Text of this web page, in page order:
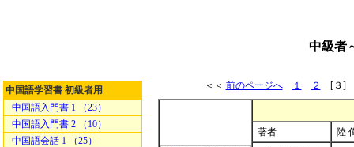
中級者
中国語学習書 初級者用
中国語入門書 1 （23）
中国語入門書 2 （10）
中国語会話 1 （25）
＜＜ 前のページへ １ ２ [３
著者 陸